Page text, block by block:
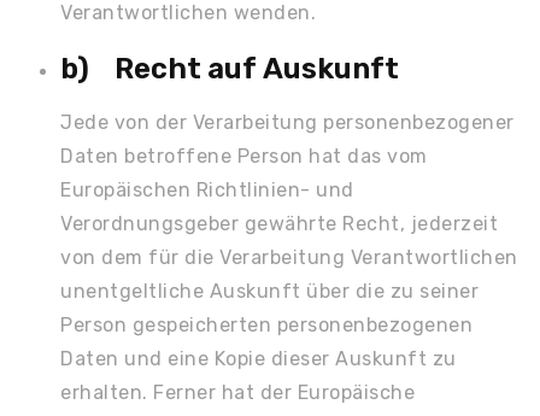
Verantwortlichen wenden.
b) Recht auf Auskunft
Jede von der Verarbeitung personenbezogener
Daten betroffene Person hat das vom
Europäischen Richtlinien- und
Verordnungsgeber gewährte Recht, jederzeit
von dem für die Verarbeitung Verantwortlichen
unentgeltliche Auskunft über die zu seiner
Person gespeicherten personenbezogenen
Daten und eine Kopie dieser Auskunft zu
erhalten. Ferner hat der Europäische